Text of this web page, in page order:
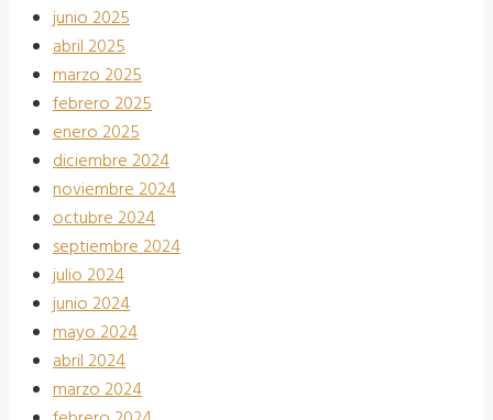
junio 2025
abril 2025
marzo 2025
febrero 2025
enero 2025
diciembre 2024
noviembre 2024
octubre 2024
septiembre 2024
julio 2024
junio 2024
mayo 2024
abril 2024
marzo 2024